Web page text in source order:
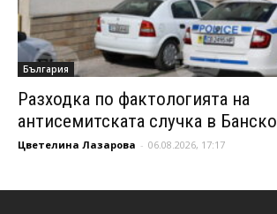
България
Разходка по фактологията на
антисемитската случка в Банско
Цветелина Лазарова - 06.08.2026, 17:17